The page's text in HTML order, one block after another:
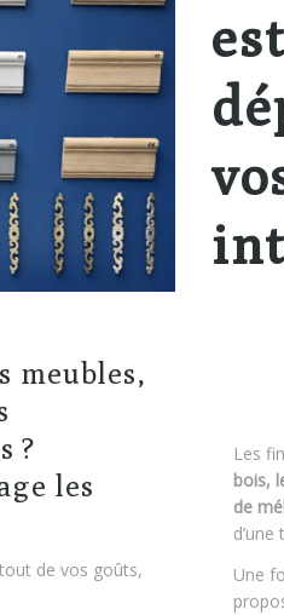
meubles,
?
les
de vos goûts,
Les
bois,
de
Une